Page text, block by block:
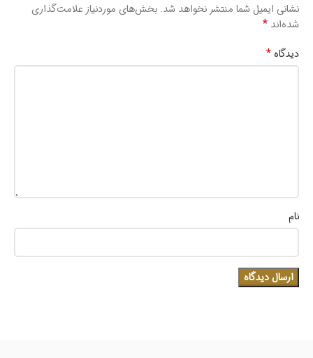
نشانی ایمیل شما منتشر نخواهد شد. بخش‌های موردنیاز علامت‌گذاری
شده‌اند *
دیدگاه*
نام